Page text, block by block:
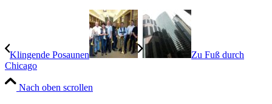
Klingende Posaunen
Zu Fuß durch
Chicago
Nach oben scrollen